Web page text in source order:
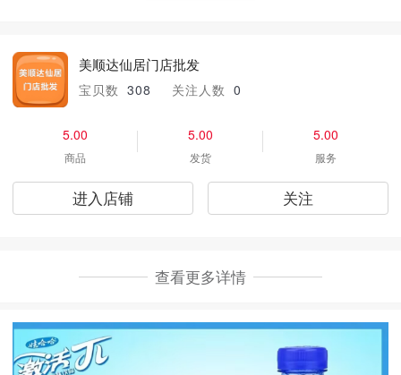
美顺达仙居门店批发
宝贝数 308 关注人数 0
5.00
商品
5.00
发货
5.00
服务
进入店铺 关注
查看更多详情